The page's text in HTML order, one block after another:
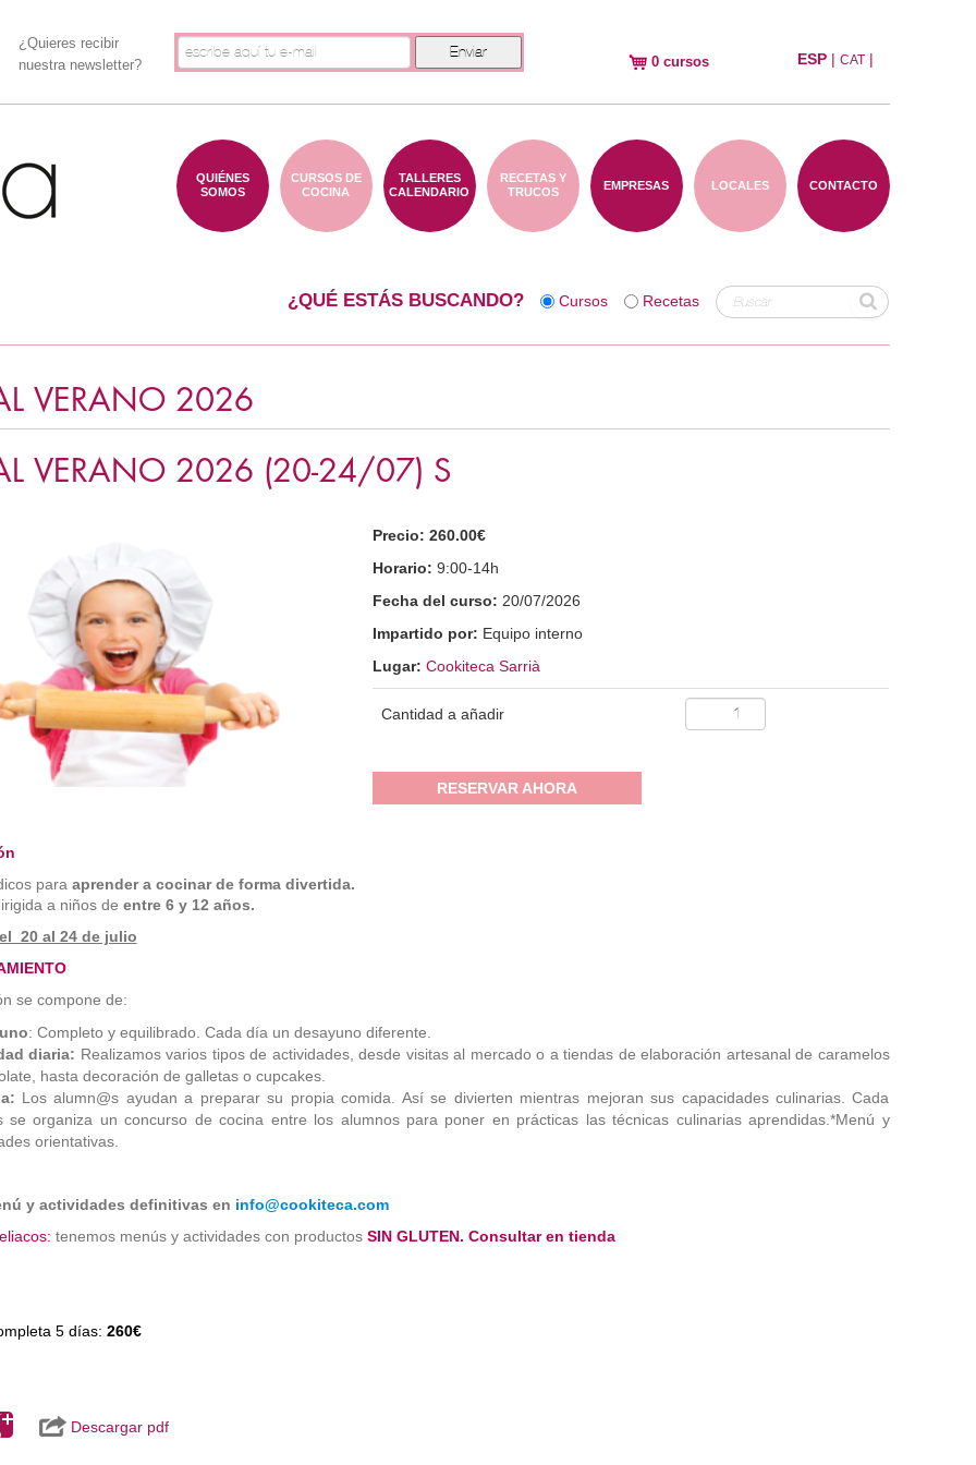
¿Quieres recibir
nuestra newsletter?
0 cursos ESP| CAT|
CONTACTO
LOCALES
EMPRESAS
RECETAS Y
TRUCOS
TALLERES
CALENDARIO
CURSOS DE
COCINA
QUIÉNES
SOMOS
Recetas
Cursos
¿QUÉ ESTÁS BUSCANDO?
VERANO 2026
VERANO 2026 (20-24/07) S
Precio:260.00€
Horario:9:00-14h
Fecha del curso: 20/07/2026
Impartido por: Equipo interno
Lugar:Cookiteca Sarrià
Cantidad a añadir
RESERVAR AHORA
para aprender a cocinar de forma divertida.
a niños de entre 6 y 12 años.
20 al 24 de julio
se compone de:
: Completo y equilibrado. Cada día un desayuno diferente.
diaria: Realizamos varios tipos de actividades, desde visitas al mercado o a tiendas de elaboración artesanal de caramelos
hasta decoración de galletas o cupcakes.
Los alumn@s ayudan a preparar su propia comida. Así se divierten mientras mejoran sus capacidades culinarias. Cada
se organiza un concurso de cocina entre los alumnos para poner en prácticas las técnicas culinarias aprendidas.*Menú y
orientativas.
y actividades definitivas en info@cookiteca.com
tenemos menús y actividades con productos SIN GLUTEN. Consultar en tienda
5 días: 260€
Descargar pdf